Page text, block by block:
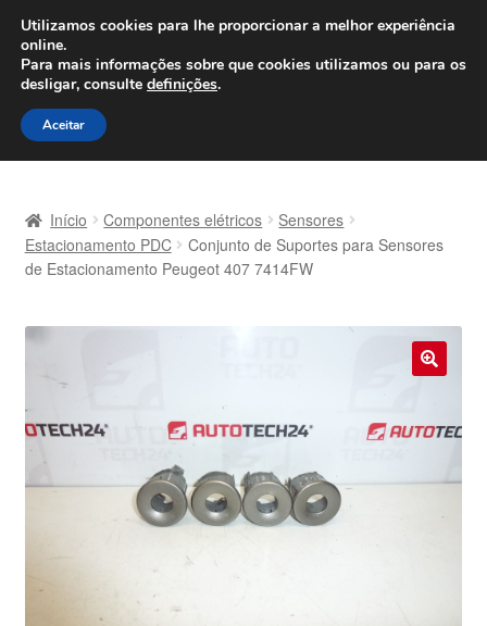
ENVIO a partir de 7 EUR
Seg-Sex, das 9h às 16h800 500 967
Ir
para
a
Saltar
para
o
Carrinho
Envio para todo o planeta
Minha conta
Início Componentes elétricos
Sensores
Estacionamento PDC
Conjunto de Suportes para Sensores
de Estacionamento Peugeot 407 7414FW
Utilizamos cookies para lhe proporcionar a melhor experiência
online.
Para mais informações sobre que cookies utilizamos ou para os
desligar, consulte definições.
Aceitar